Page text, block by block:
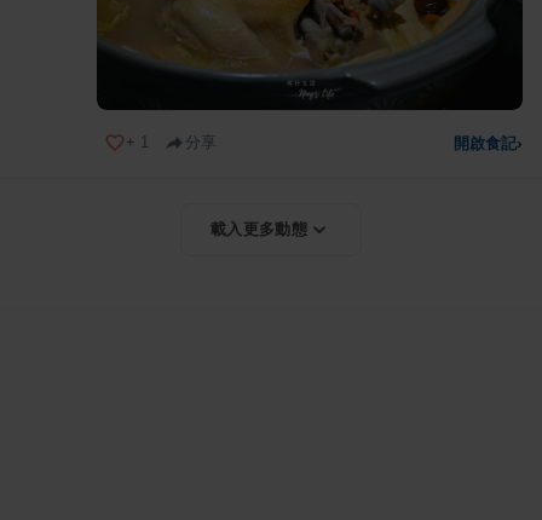
+ 1 分享 開啟食記›
載入更多動態